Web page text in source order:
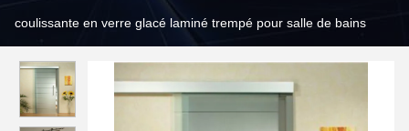
coulissante en verre glacé laminé trempé pour salle de bains